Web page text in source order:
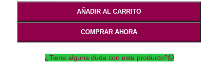
AÑADIR AL CARRITO
COMPRAR AHORA
¿Tiene alguna duda con este producto?